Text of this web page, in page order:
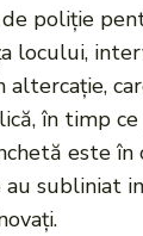
poliție
locului,
în timp
este în
subliniat